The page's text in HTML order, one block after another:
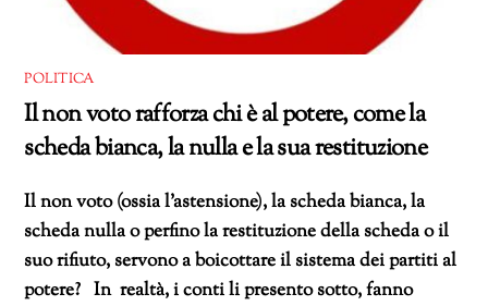
POLITICA
Il non voto rafforza chi è al potere, come la
scheda bianca, la nulla e la sua restituzione
Il non voto (ossia l’astensione), la scheda bianca, la
scheda nulla o perfino la restituzione della scheda o il
suo rifiuto, servono a boicottare il sistema dei partiti al
potere? In realtà, i conti li presento sotto, fanno